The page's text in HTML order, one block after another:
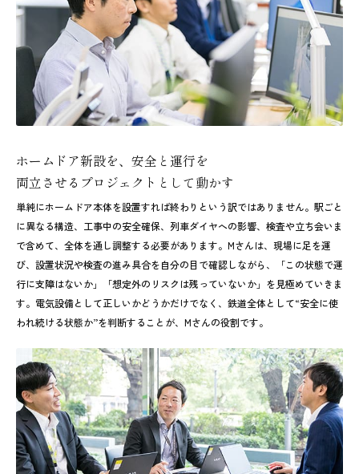
ホームドア新設を、安全と運行を
両立させるプロジェクトとして動かす
単純にホームドア本体を設置すれば終わりという訳ではありません。駅ごと
に異なる構造、工事中の安全確保、列車ダイヤへの影響、検査や立ち会いま
で含めて、全体を通し調整する必要があります。Mさんは、現場に足を運
び、設置状況や検査の進み具合を自分の目で確認しながら、「この状態で運
行に支障はないか」「想定外のリスクは残っていないか」を見極めていきま
す。電気設備として正しいかどうかだけでなく、鉄道全体として“安全に使
われ続ける状態か”を判断することが、Mさんの役割です。